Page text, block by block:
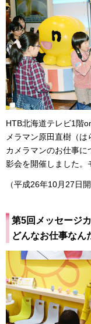
HTB北海道テレビ1階
メラマン原田直樹（
カメラマンのお仕事
影会を開催しました。
（平成26年10月27日開
第5回メッセージ
どんなお仕事なん